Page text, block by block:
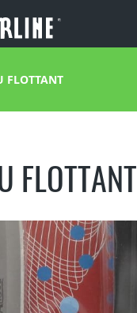
FLOTTANT
FLOTTANT